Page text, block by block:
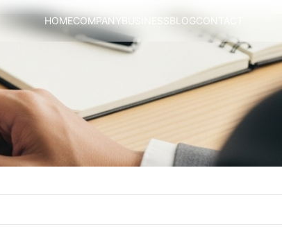
HOMECOMPANY BUSINESSBLOGCONTACT